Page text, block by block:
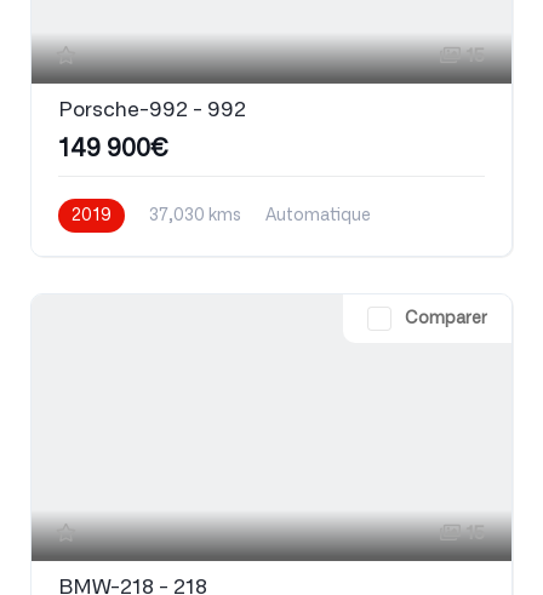
15
Porsche-992 - 992
149 900€
2019 37,030 kms
Automatique
Comparer
15
BMW-218 - 218